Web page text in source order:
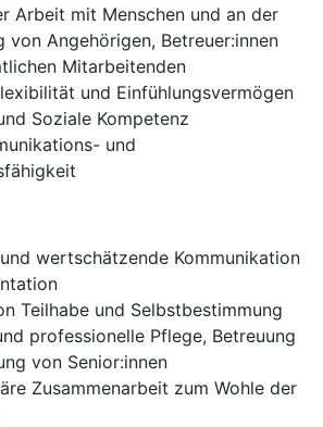
Arbeit mit Menschen und an der
von Angehörigen, Betreuer:innen
Mitarbeitenden
und Einfühlungsvermögen
Soziale Kompetenz
und
wertschätzende Kommunikation
Teilhabe und Selbstbestimmung
professionelle Pflege, Betreuung
von Senior:innen
Zusammenarbeit zum Wohle der